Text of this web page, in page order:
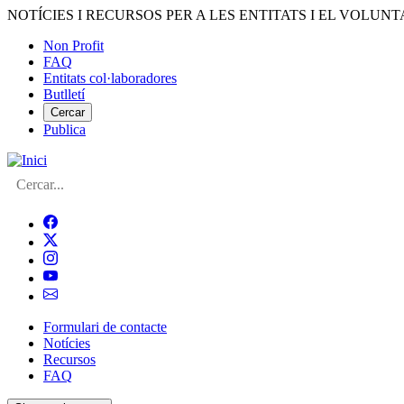
Vés
contingut
NOTÍCIES I RECURSOS PER A LES ENTITATS I EL
Menú
del
compte
d'usuari
Non Profit
FAQ
Entitats col·laboradores
Butlletí
Cercar
Publica
Cerca
Navegació
principal
de
Formulari de contacte
Notícies
Recursos
FAQ